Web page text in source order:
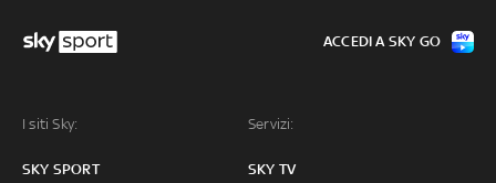
I siti Sky:
SKY SPORT
Servizi:
SKY TV
ACCEDI A SKY GO